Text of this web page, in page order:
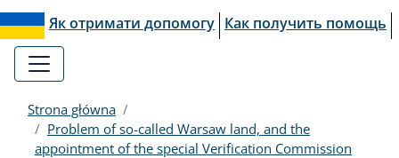
Як отримати допомогу Как получить помощь
Strona główna
Problem of so-called Warsaw land, and the
appointment of the special Verification Commission